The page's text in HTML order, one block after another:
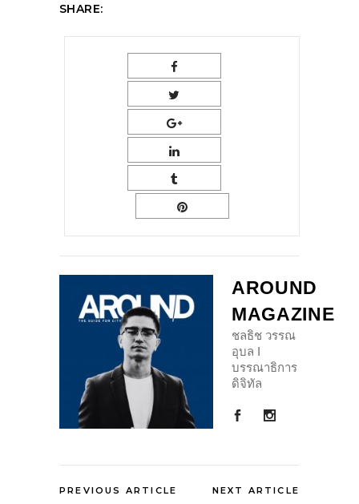
SHARE:
AROUND
MAGAZINE
ชลธิช วรรณ
อุบล I
บรรณาธิการ
ดิจิทัล
PREVIOUS ARTICLE NEXT ARTICLE